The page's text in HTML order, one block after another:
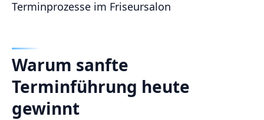
Warum sanfte
Terminführung heute
gewinnt